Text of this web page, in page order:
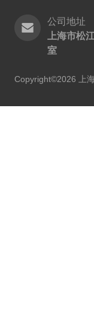
公司地址
上海市松
室
Copyright©2026 上